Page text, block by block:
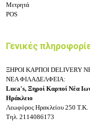
Μετρητά
POS
Γενικές
ΞΗΡΟΙ ΚΑΡΠΟΙ DELIVERY
ΝΕΑ ΦΙΛΑΔΕΛΦΕΙΑ:
Luca's, Ξηροί Καρποί Νέα
Ηράκλειο
Λεωφόρος Ηρακλείου 250 Τ.Κ.
Τηλ. 2114086173